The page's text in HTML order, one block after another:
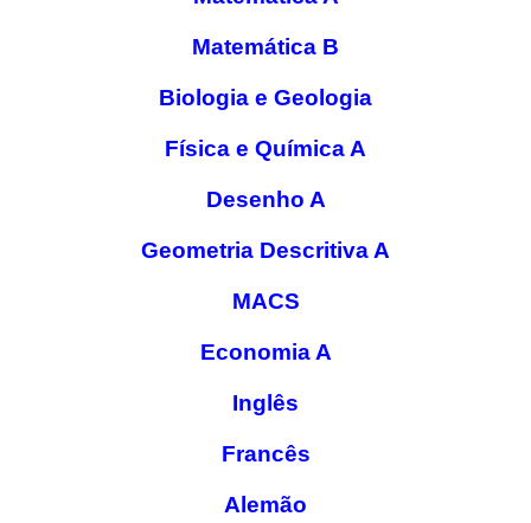
Matemática B
Biologia e Geologia
Física e Química A
Desenho A
Geometria Descritiva A
MACS
Economia A
Inglês
Francês
Alemão